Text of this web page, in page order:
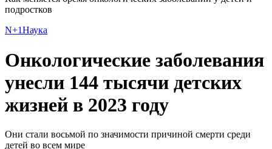
подростков
N+1Наука
Онкологические заболевания
унесли 144 тысячи детских
жизней в 2023 году
Они стали восьмой по значимости причиной смерти среди
детей во всем мире